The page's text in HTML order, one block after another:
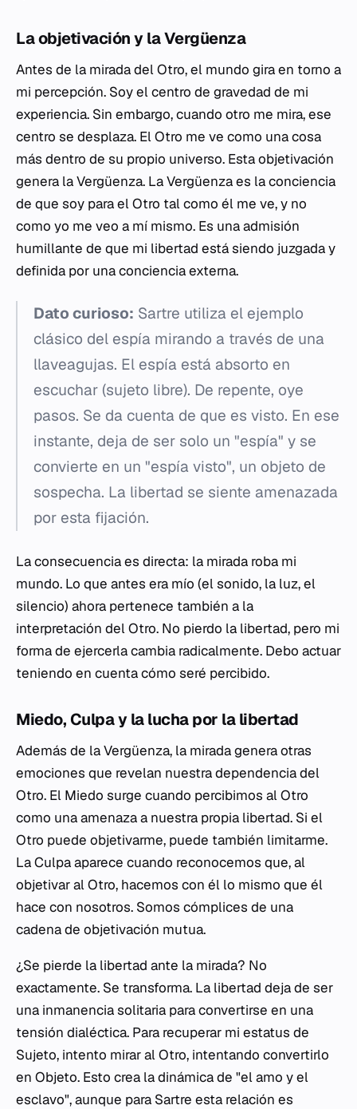
La objetivación y la Vergüenza
Antes de la mirada del Otro, el mundo gira en torno a
mi percepción. Soy el centro de gravedad de mi
experiencia. Sin embargo, cuando otro me mira, ese
centro se desplaza. El Otro me ve como una cosa
más dentro de su propio universo. Esta objetivación
genera la Vergüenza. La Vergüenza es la conciencia
de que soy para el Otro tal como él me ve, y no
como yo me veo a mí mismo. Es una admisión
humillante de que mi libertad está siendo juzgada y
definida por una conciencia externa.
Dato curioso: Sartre utiliza el ejemplo
clásico del espía mirando a través de una
llaveagujas. El espía está absorto en
escuchar (sujeto libre). De repente, oye
pasos. Se da cuenta de que es visto. En ese
instante, deja de ser solo un "espía" y se
convierte en un "espía visto", un objeto de
sospecha. La libertad se siente amenazada
por esta fijación.
La consecuencia es directa: la mirada roba mi
mundo. Lo que antes era mío (el sonido, la luz, el
silencio) ahora pertenece también a la
interpretación del Otro. No pierdo la libertad, pero mi
forma de ejercerla cambia radicalmente. Debo actuar
teniendo en cuenta cómo seré percibido.
Miedo, Culpa y la lucha por la libertad
Además de la Vergüenza, la mirada genera otras
emociones que revelan nuestra dependencia del
Otro. El Miedo surge cuando percibimos al Otro
como una amenaza a nuestra propia libertad. Si el
Otro puede objetivarme, puede también limitarme.
La Culpa aparece cuando reconocemos que, al
objetivar al Otro, hacemos con él lo mismo que él
hace con nosotros. Somos cómplices de una
cadena de objetivación mutua.
¿Se pierde la libertad ante la mirada? No
exactamente. Se transforma. La libertad deja de ser
una inmanencia solitaria para convertirse en una
tensión dialéctica. Para recuperar mi estatus de
Sujeto, intento mirar al Otro, intentando convertirlo
en Objeto. Esto crea la dinámica de "el amo y el
esclavo", aunque para Sartre esta relación es